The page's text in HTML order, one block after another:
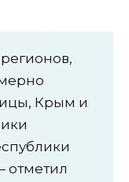
Крым и
отметил